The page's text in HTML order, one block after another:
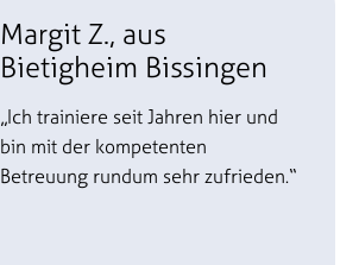
Margit Z., aus
Bietigheim Bissingen
„Ich trainiere seit Jahren hier und
bin mit der kompetenten
Betreuung rundum sehr zufrieden.“